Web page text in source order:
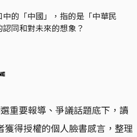
的「中國」，指的是「中華民
同和對未來的想象？
重要報導、爭議話題底下，讀
獲得授權的個人臉書感言，整理